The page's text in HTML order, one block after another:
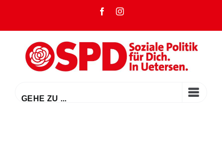
springen
FacebookInstagram
GEHE ZU ...